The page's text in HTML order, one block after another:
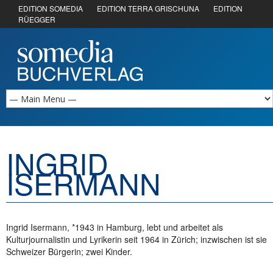
EDITION SOMEDIA EDITION TERRA GRISCHUNA
EDITION
RÜEGGER
INGRID
ISERMANN
Ingrid Isermann, *1943 in Hamburg, lebt und arbeitet als
Kulturjournalistin und Lyrikerin seit 1964 in Zürich; inzwischen ist sie
Schweizer Bürgerin; zwei Kinder.